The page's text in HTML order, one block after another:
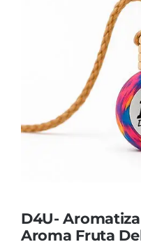
Combos
Marcas
D4U-
Aroma Fruta